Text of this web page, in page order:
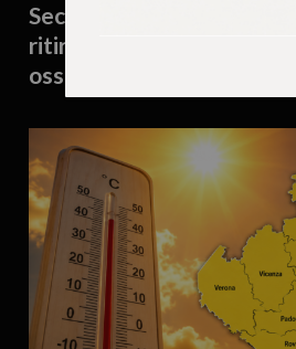
Secca storica per il
ritira e riemergono relitti
ossa di mammut